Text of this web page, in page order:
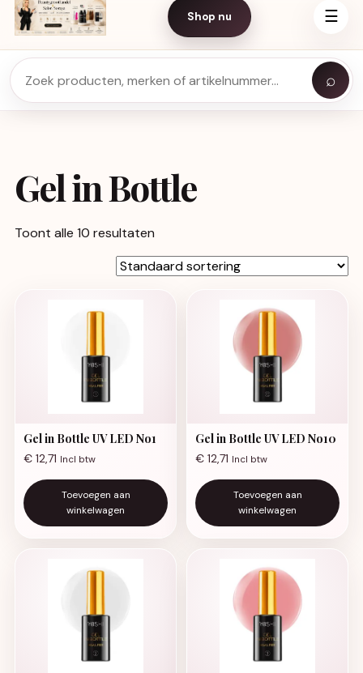
Shop nu ☰
⌕
Gel in Bottle
Toont alle 10 resultaten
Gel in Bottle UV LED No1
€ 12,71 Incl btw
Toevoegen aan
winkelwagen
Gel in Bottle UV LED No10
€ 12,71 Incl btw
Toevoegen aan
winkelwagen